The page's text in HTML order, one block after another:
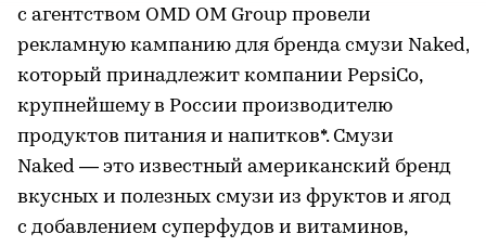
с агентством OMD OM Group провели
рекламную кампанию для бренда смузи Naked,
который принадлежит компании PepsiCo,
крупнейшему в России производителю
продуктов питания и напитков*. Смузи
Naked — это известный американский бренд
вкусных и полезных смузи из фруктов и ягод
с добавлением суперфудов и витаминов,